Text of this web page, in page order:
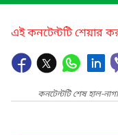
এই কনটেন্টটি শেয়ার
কনটেন্টটি শেষ হাল-